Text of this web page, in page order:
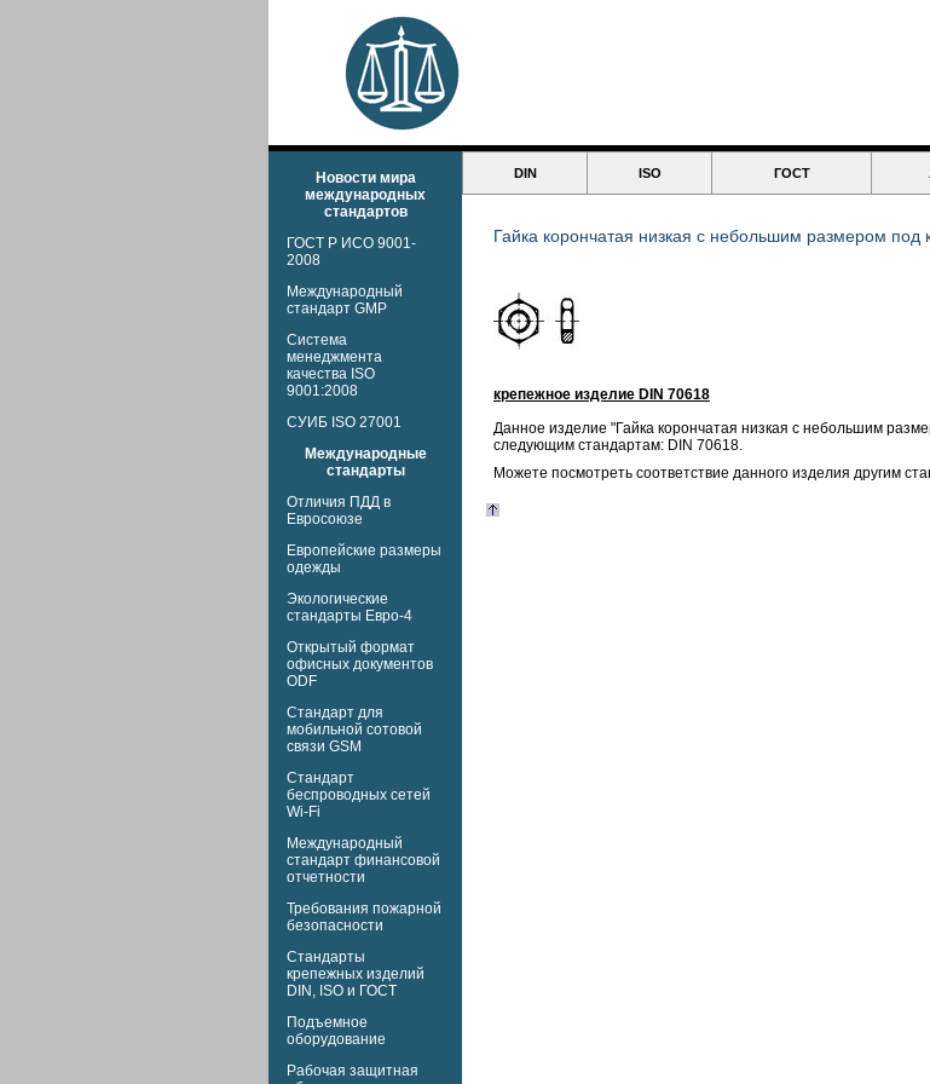
Новости мира
международных
стандартов
ГОСТ Р ИСО 9001-
2008
Международный
стандарт GMP
Система
менеджмента
качества ISO
9001:2008
СУИБ ISO 27001
Международные
стандарты
Отличия ПДД в
Евросоюзе
Европейские размеры
одежды
Экологические
стандарты Евро-4
Открытый формат
офисных документов
ODF
Стандарт для
мобильной сотовой
связи GSM
Стандарт
беспроводных сетей
Wi-Fi
Международный
стандарт финансовой
отчетности
Требования пожарной
безопасности
Стандарты
крепежных изделий
DIN, ISO и ГОСТ
Подъемное
оборудование
Рабочая защитная
DIN ISO ГОСТ
Гайка корончатая низкая с небольшим размером под
крепежное изделие DIN 70618
Данное изделие "Гайка корончатая низкая с небольшим
следующим стандартам: DIN 70618.
Можете посмотреть соответствие данного изделия другим